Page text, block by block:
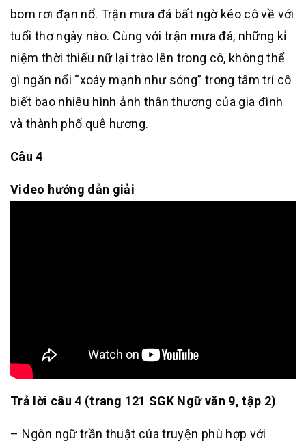
bom rơi đạn nổ. Trận mưa đá bất ngờ kéo cô về với
tuổi thơ ngày nào. Cùng với trận mưa đá, những kỉ
niệm thời thiếu nữ lại trào lên trong cô, không thể
gì ngăn nổi “xoáy mạnh như sóng” trong tâm trí cô
biết bao nhiêu hình ảnh thân thương của gia đình
và thành phố quê hương.
Câu 4
Video hướng dẫn giải
Trả lời câu 4 (trang 121 SGK Ngữ văn 9, tập 2)
– Ngôn ngữ trần thuật cúa truyện phù hợp với